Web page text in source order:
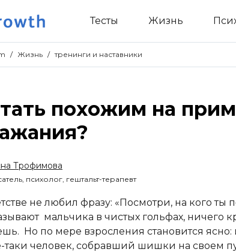
Тесты Жизнь
/ Жизнь / тренинги и наставники
похожим на
Трофимова
психолог, гештальт-терапевт
не любил фразу: «Посмотри, на кого ты
мальчика в чистых гольфах, ничего
Но по мере взросления становится
таки человек, собравший шишки на своем